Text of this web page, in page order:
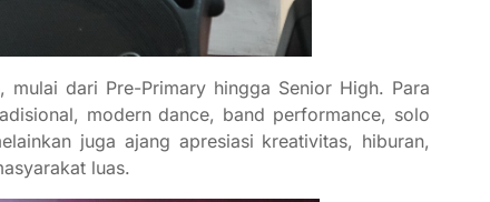
dari Pre-Primary hingga Senior High. Para
modern dance, band performance, solo
juga ajang apresiasi kreativitas, hiburan,
luas.